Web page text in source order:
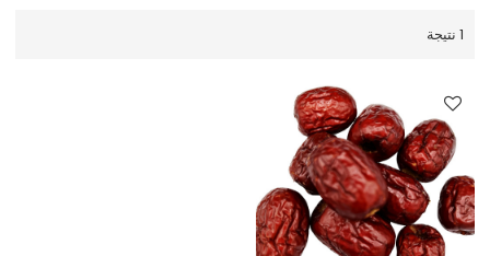
1 نتيجة